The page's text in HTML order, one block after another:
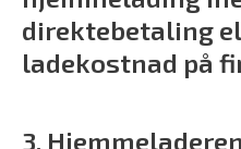
direktebetaling
ladekostnad på
3.